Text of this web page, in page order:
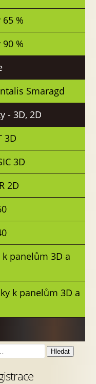
%
%
Smaragd
- 3D, 2D
3D
3D
2D
panelům 3D a
k panelům 3D a
Hledat